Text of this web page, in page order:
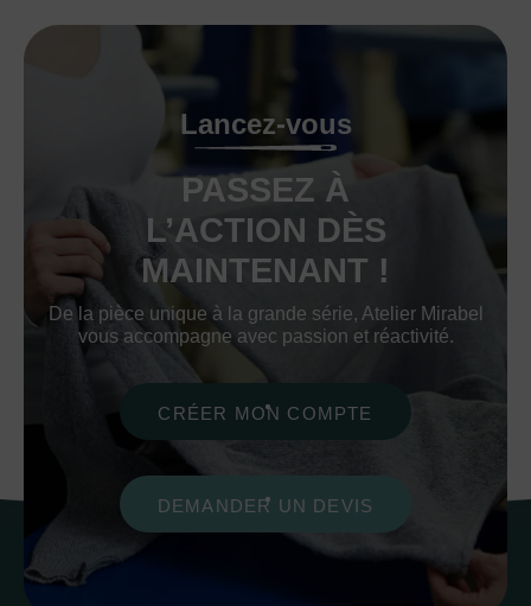
Lancez-vous
PASSEZ À
L’ACTION DÈS
MAINTENANT !
De la pièce unique à la grande série, Atelier Mirabel
vous accompagne avec passion et réactivité.
CRÉER MON COMPTE
DEMANDER UN DEVIS